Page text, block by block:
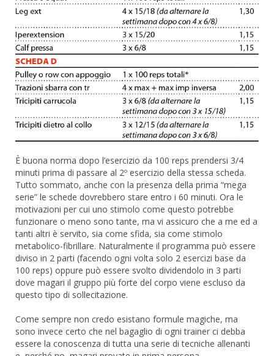
È buona norma dopo l’esercizio da 100 reps prendersi 3/4
minuti prima di passare al 2º esercizio della stessa scheda.
Tutto sommato, anche con la presenza della prima “mega
serie” le schede dovrebbero stare entro i 60 minuti. Ora le
motivazioni per cui uno stimolo come questo potrebbe
funzionare o meno sono tante, ma vi assicuro che a me ed a
tanti altri è servito, sia come sfida, sia come stimolo
metabolico-fibrillare. Naturalmente il programma può essere
diviso in 2 parti (facendo ogni volta solo 2 esercizi base da
100 reps) oppure può essere svolto dividendolo in 3 parti
dove magari il gruppo più forte del corpo viene escluso da
questo tipo di sollecitazione.
Come sempre non credo esistano formule magiche, ma
sono invece certo che nel bagaglio di ogni trainer ci debba
essere la conoscenza di tutta una serie di tecniche allenanti